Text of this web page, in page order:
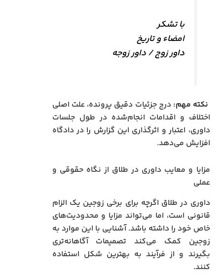
با تشکر
امضاء و تاریخ
داور زوج / داور زوجه
نکته مهم: درج جزئیات دقیق پرونده، علت اصلی
اختلاف و اقدامات انجام‌شده در طول جلسات
داوری، اعتبار و اثرگذاری این گزارش را در دادگاه
افزایش می‌دهد.
مزایا و معایب داوری در طلاق از نگاه حقوقی و
عملی
داوری در طلاق اگرچه برای برخی زوجین یک الزام
قانونی است، اما می‌تواند مزایا و محدودیت‌های
خاص خود را داشته باشد. آشنایی با این موارد به
زوجین کمک می‌کند تصمیمات آگاهانه‌تری
بگیرند و از فرآیند به بهترین شکل استفاده
کنند.